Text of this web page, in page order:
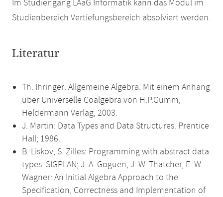
Im Studiengang LAaG Informatik kann das Modul im
Studienbereich Vertiefungsbereich absolviert werden.
Literatur
Th. Ihringer: Allgemeine Algebra. Mit einem Anhang
über Universelle Coalgebra von H.P.Gumm,
Heldermann Verlag, 2003.
J. Martin: Data Types and Data Structures. Prentice
Hall; 1986.
B. Liskov, S. Zilles: Programming with abstract data
types. SIGPLAN; J. A. Goguen, J. W. Thatcher, E. W.
Wagner: An Initial Algebra Approach to the
Specification, Correctness and Implementation of